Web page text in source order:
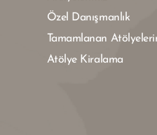
Özel Danışmanlık
Tamamlanan
Atölye Kiralama